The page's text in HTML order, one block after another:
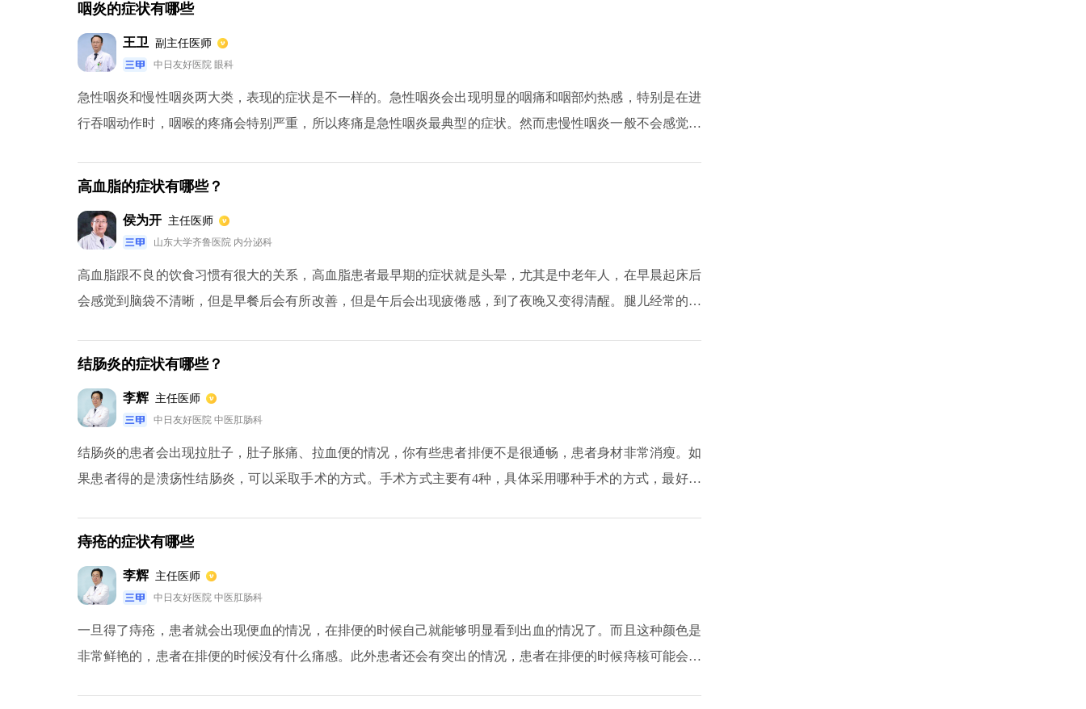
咽炎的症状有哪些
王卫 副主任医师
中日友好医院 眼科
急性咽炎和慢性咽炎两大类，表现的症状是不一样的。急性咽炎会出现明显的咽痛和咽部灼热感，特别是在进
行吞咽动作时，咽喉的疼痛会特别严重，所以疼痛是急性咽炎最典型的症状。然而患慢性咽炎一般不会感觉到
性咽炎表现，又根据不同的分型出现不同症状。
高血脂的症状有哪些？
侯为开 主任医师
山东大学齐鲁医院 内分泌科
高血脂跟不良的饮食习惯有很大的关系，高血脂患者最早期的症状就是头晕，尤其是中老年人，在早晨起床后
会感觉到脑袋不清晰，但是早餐后会有所改善，但是午后会出现疲倦感，到了夜晚又变得清醒。腿儿经常的抽
时一定要定期的检查。
结肠炎的症状有哪些？
李辉 主任医师
中日友好医院 中医肛肠科
结肠炎的患者会出现拉肚子，肚子胀痛、拉血便的情况，你有些患者排便不是很通畅，患者身材非常消瘦。如
果患者得的是溃疡性结肠炎，可以采取手术的方式。手术方式主要有4种，具体采用哪种手术的方式，最好先
痔疮的症状有哪些
李辉 主任医师
中日友好医院 中医肛肠科
一旦得了痔疮，患者就会出现便血的情况，在排便的时候自己就能够明显看到出血的情况了。而且这种颜色是
非常鲜艳的，患者在排便的时候没有什么痛感。此外患者还会有突出的情况，患者在排便的时候痔核可能会拖